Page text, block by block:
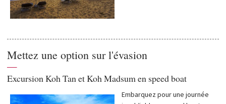
Mettez une option sur l'évasion
—
Excursion Koh Tan et Koh Madsum en speed boat
Embarquez pour une journée